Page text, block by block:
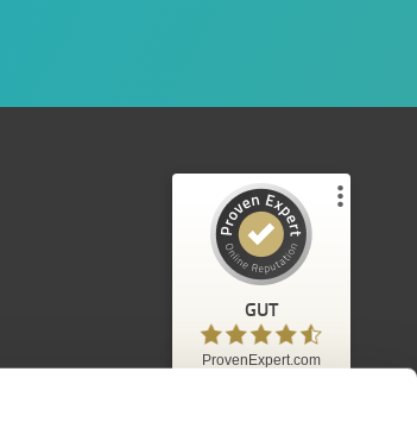
GUT
ProvenExpert.com
Kundenbewertungen und Erfahrungen zu
ProvenExpert.com
97
%
Empfehlungen auf
ProvenExpert.com
4,42
/
5,00